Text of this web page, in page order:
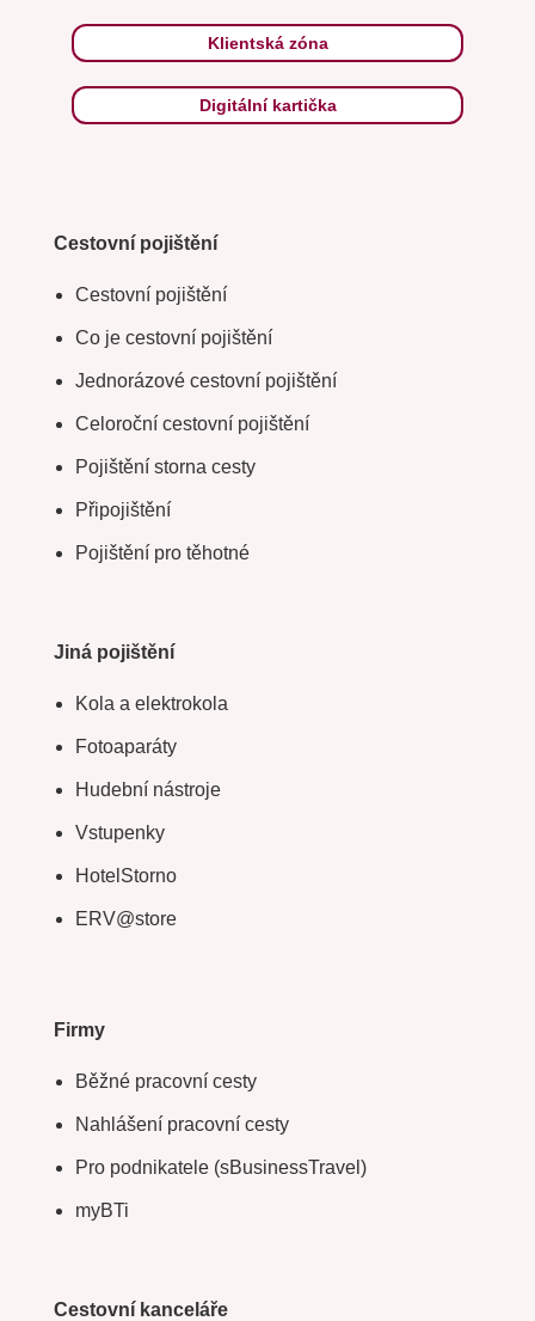
Klientská zóna
Digitální kartička
Cestovní pojištění
Cestovní pojištění
Co je cestovní pojištění
Jednorázové cestovní pojištění
Celoroční cestovní pojištění
Pojištění storna cesty
Připojištění
Pojištění pro těhotné
Jiná pojištění
Kola a elektrokola
Fotoaparáty
Hudební nástroje
Vstupenky
HotelStorno
ERV@store
Firmy
Běžné pracovní cesty
Nahlášení pracovní cesty
Pro podnikatele (sBusinessTravel)
myBTi
Cestovní kanceláře